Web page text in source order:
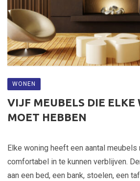
WONEN
VIJF MEUBELS DIE ELKE
MOET HEBBEN
Elke woning heeft een aantal meubels
comfortabel in te kunnen verblijven.
aan een bed, een bank, stoelen, een